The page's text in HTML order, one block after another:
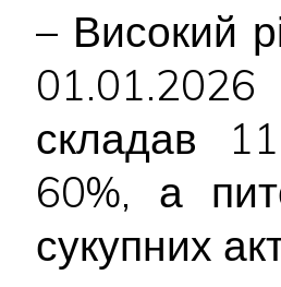
– Високий
складав
60%, а
сукупних